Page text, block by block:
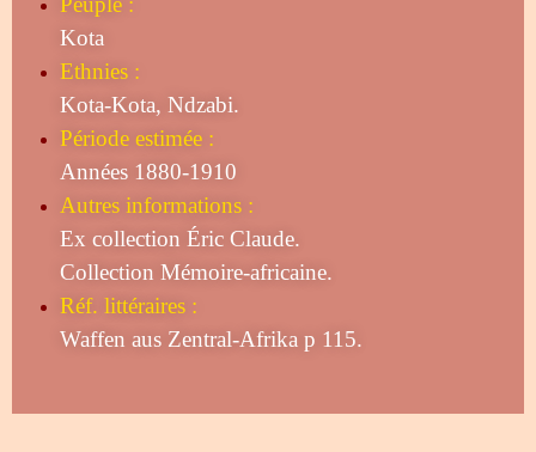
Kota
Ethnies :
Kota-Kota, Ndzabi.
Période estimée :
Années 1880-1910
Autres informations :
Ex collection Éric Claude.
Collection Mémoire-africaine.
Réf. littéraires :
Waffen aus Zentral-Afrika p 115.